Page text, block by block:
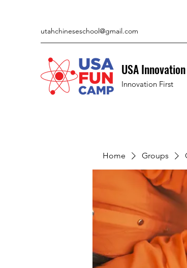
utahchineseschool@gmail.com
USA
Innovation First
Home Groups